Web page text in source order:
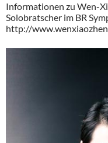
Informationen zu Wen-
Solobratscher im BR
http://